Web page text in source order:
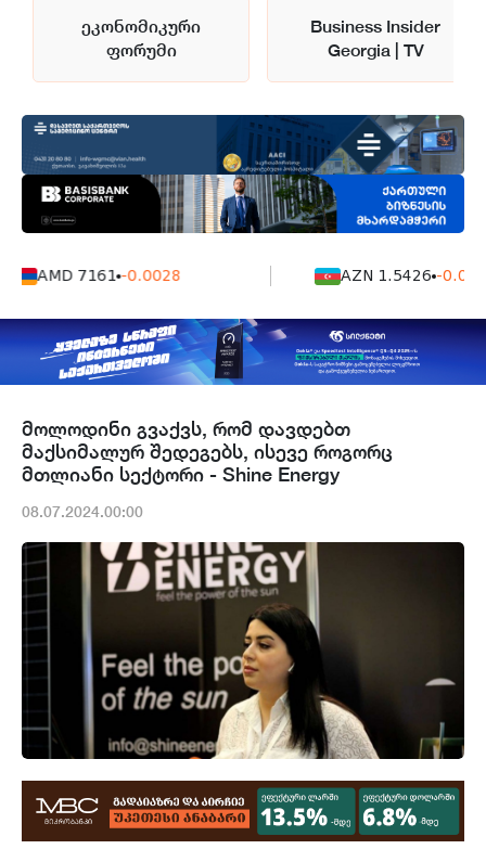
ეკონომიკური
ფორუმი
Business Insider
Georgia | TV
AMD 7161 -0.0028 AZN 1.5426 -
მოლოდინი გვაქვს, რომ დავდებთ
მაქსიმალურ შედეგებს, ისევე როგორც
მთლიანი სექტორი - Shine Energy
08.07.2024.00:00